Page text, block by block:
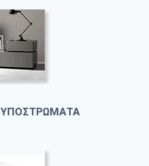
ΥΠΟΣΤΡΩΜΑΤΑ